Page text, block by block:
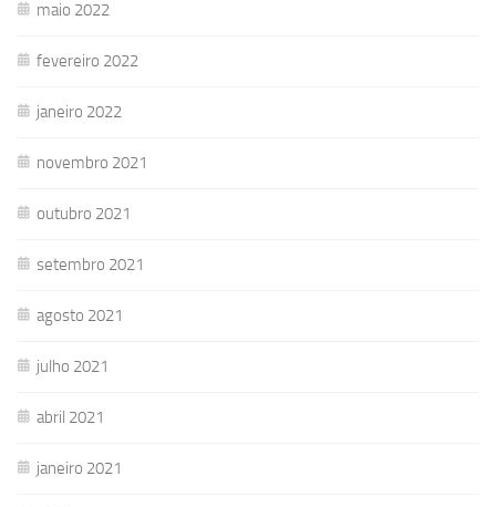
maio 2022
fevereiro 2022
janeiro 2022
novembro 2021
outubro 2021
setembro 2021
agosto 2021
julho 2021
abril 2021
janeiro 2021